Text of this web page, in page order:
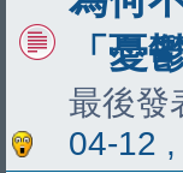
「憂
最後發
04-12